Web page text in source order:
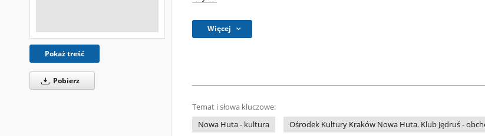
Pokaż treść
Pobierz
Więcej
Temat i słowa kluczowe:
Nowa Huta - kultura
Ośrodek Kultury Kraków Nowa Huta. Klub Jędruś -